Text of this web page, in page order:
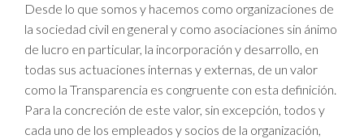
Desde lo que somos y hacemos como organizaciones de
la sociedad civil en general y como asociaciones sin ánimo
de lucro en particular, la incorporación y desarrollo, en
todas sus actuaciones internas y externas, de un valor
como la Transparencia es congruente con esta definición.
Para la concreción de este valor, sin excepción, todos y
cada uno de los empleados y socios de la organización,